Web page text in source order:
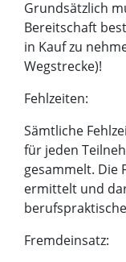
Grundsätzlich
Bereitschaft
in Kauf zu
Wegstrecke)!
Fehlzeiten:
Sämtliche
für jeden
gesammelt. Die
ermittelt und
Fremdeinsatz: